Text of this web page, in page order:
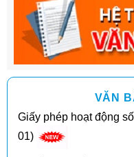
VĂN
Giấy phép hoạt động
01)